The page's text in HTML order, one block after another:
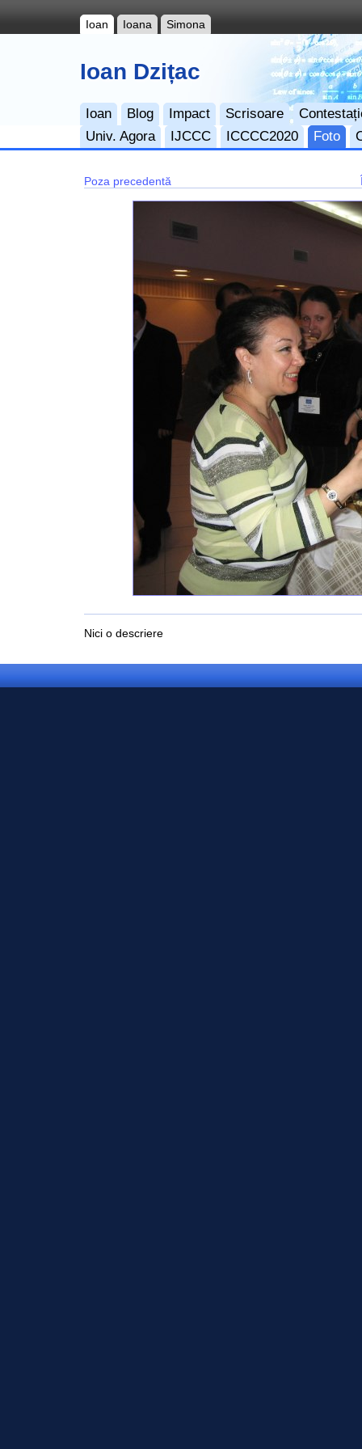
Ioan Ioana Simona
Ioan Dzițac
Ioan Blog Impact Scrisoare
Univ. Agora
IJCCC ICCCC2020 Foto
Poza precedentă
Nici o descriere